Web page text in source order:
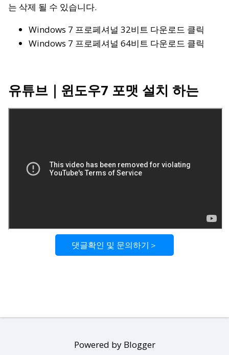
는 삭제 될 수 있습니다.
Windows 7 프로페셔널 32비트 다운로드 클릭
Windows 7 프로페셔널 64비트 다운로드 클릭
유튜브 ｜윈도우7 포맷 설치 하는
댓글확인 및 문의하기＞
Powered by Blogger